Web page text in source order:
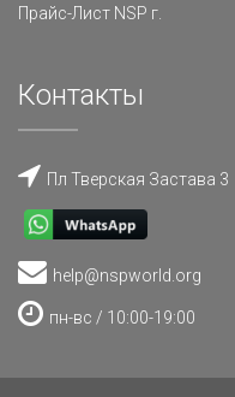
Прайс-Лист NSP г.
Контакты
Пл Тверская Застава 3
help@nspworld.org
пн-вс / 10:00-19:00